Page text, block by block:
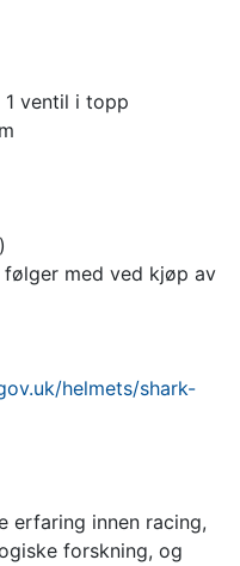
ventil i topp
med ved kjøp av
helmets/shark-
erfaring innen racing,
forskning, og